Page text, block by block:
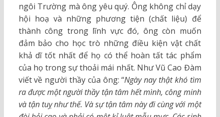
ngôi Trường mà ông yêu quý. Ông không chỉ dạy
hội hoạ và những phương tiện (chất liệu) để
thành công trong lĩnh vực đó, ông còn muốn
đảm bảo cho học trò những điều kiện vật chất
khả dĩ tốt nhất để họ có thể hoàn tất tác phẩm
của họ trong sự thoải mái nhất. Như Vũ Cao Đàm
viết về người thầy của ông: “Ngày nay thật khó tìm
ra được một người thầy tận tâm hết mình, công minh
và tận tuỵ như thế. Và sự tận tâm này đi cùng với một